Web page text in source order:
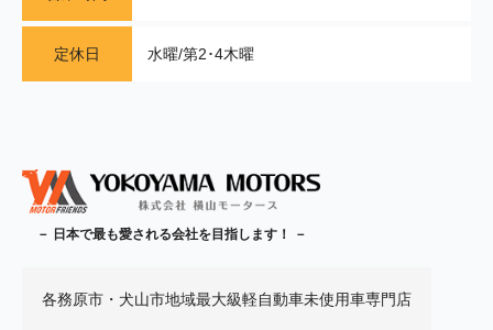
定休日 水曜/第2･4木曜
－ 日本で最も愛される会社を目指します！ －
各務原市・犬山市地域最大級軽自動車未使用車専門店